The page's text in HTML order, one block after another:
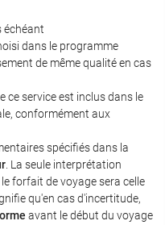
échéant
dans le programme
de même qualité en cas
ce service est inclus dans le
conformément aux
spécifiés dans la
. La seule interprétation
forfait de voyage sera celle
qu'en cas d'incertitude,
avant le début du voyage